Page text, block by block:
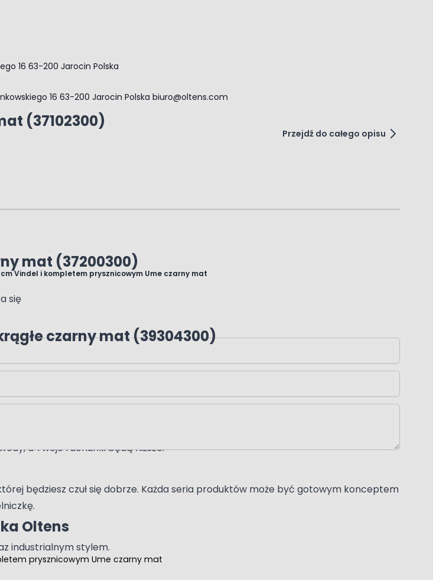
(37102300)
mat (37200300)
się
czarny mat (39304300)
a Twoje rachunki będą niższe.
będziesz czuł się dobrze. Każda seria produktów może być gotowym konceptem
Oltens
industrialnym stylem.
16 63-200 Jarocin Polska
16 63-200 Jarocin Polska biuro@oltens.com
Przejdź do całego opisu
Vindel i kompletem prysznicowym Ume czarny mat
prysznicowym Ume czarny mat